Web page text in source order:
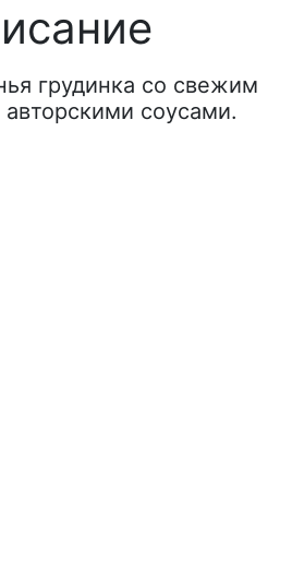
грудинка со свежим
соусами.